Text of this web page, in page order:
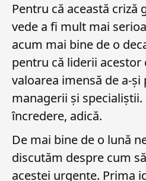
Pentru că această criză
vede a fi mult mai
acum mai bine de o
pentru că liderii
valoarea imensă de a-și
managerii și
încredere, adică.
De mai bine de o lună
discutăm despre cum
acestei urgențe. Prima